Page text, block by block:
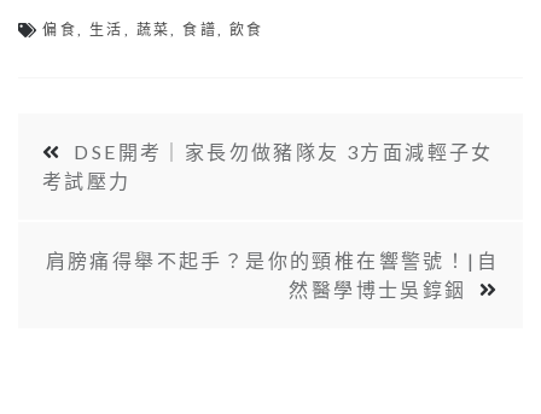
偏食, 生活 , 蔬菜,食譜, 飲食
DSE開考｜家長勿做豬隊友 3方面減輕子女
考試壓力
肩膀痛得舉不起手？是你的頸椎在響警號！|自
然醫學博士吳錞銦